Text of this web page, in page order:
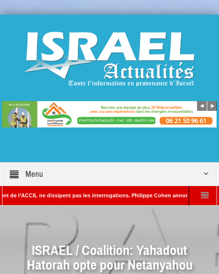
Menu
ne dissipent pas les interrogations. Philippe Cohen annonce se réserver
L’Iran menace de frapper
ISRAEL / Coalition: Yahadout
Hatorah opte pour Netanyahou